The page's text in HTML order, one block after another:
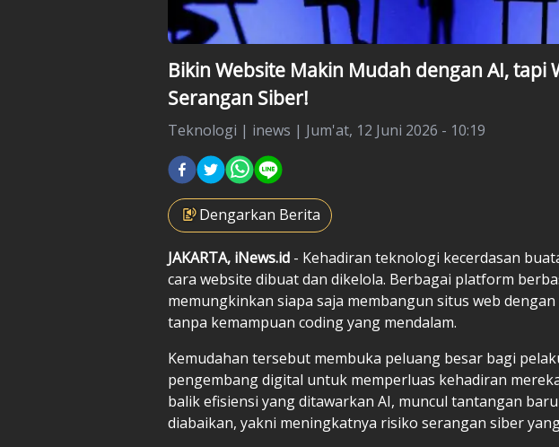
Bikin Website Makin Mudah dengan AI, tapi
Serangan Siber!
Teknologi | inews | Jum'at, 12 Juni 2026 - 10:19
Dengarkan Berita
JAKARTA, iNews.id - Kehadiran teknologi kecerdasan
cara website dibuat dan dikelola. Berbagai platform
memungkinkan siapa saja membangun situs web
tanpa kemampuan coding yang mendalam.
Kemudahan tersebut membuka peluang besar bagi
pengembang digital untuk memperluas kehadiran
balik efisiensi yang ditawarkan AI, muncul tantangan
diabaikan, yakni meningkatnya risiko serangan siber